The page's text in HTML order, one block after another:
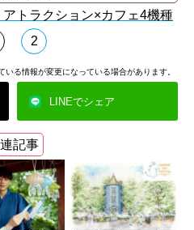
トラクション×カフェ4機種
2
る情報が変更になっている場合があります。
LINEでシェア
記事